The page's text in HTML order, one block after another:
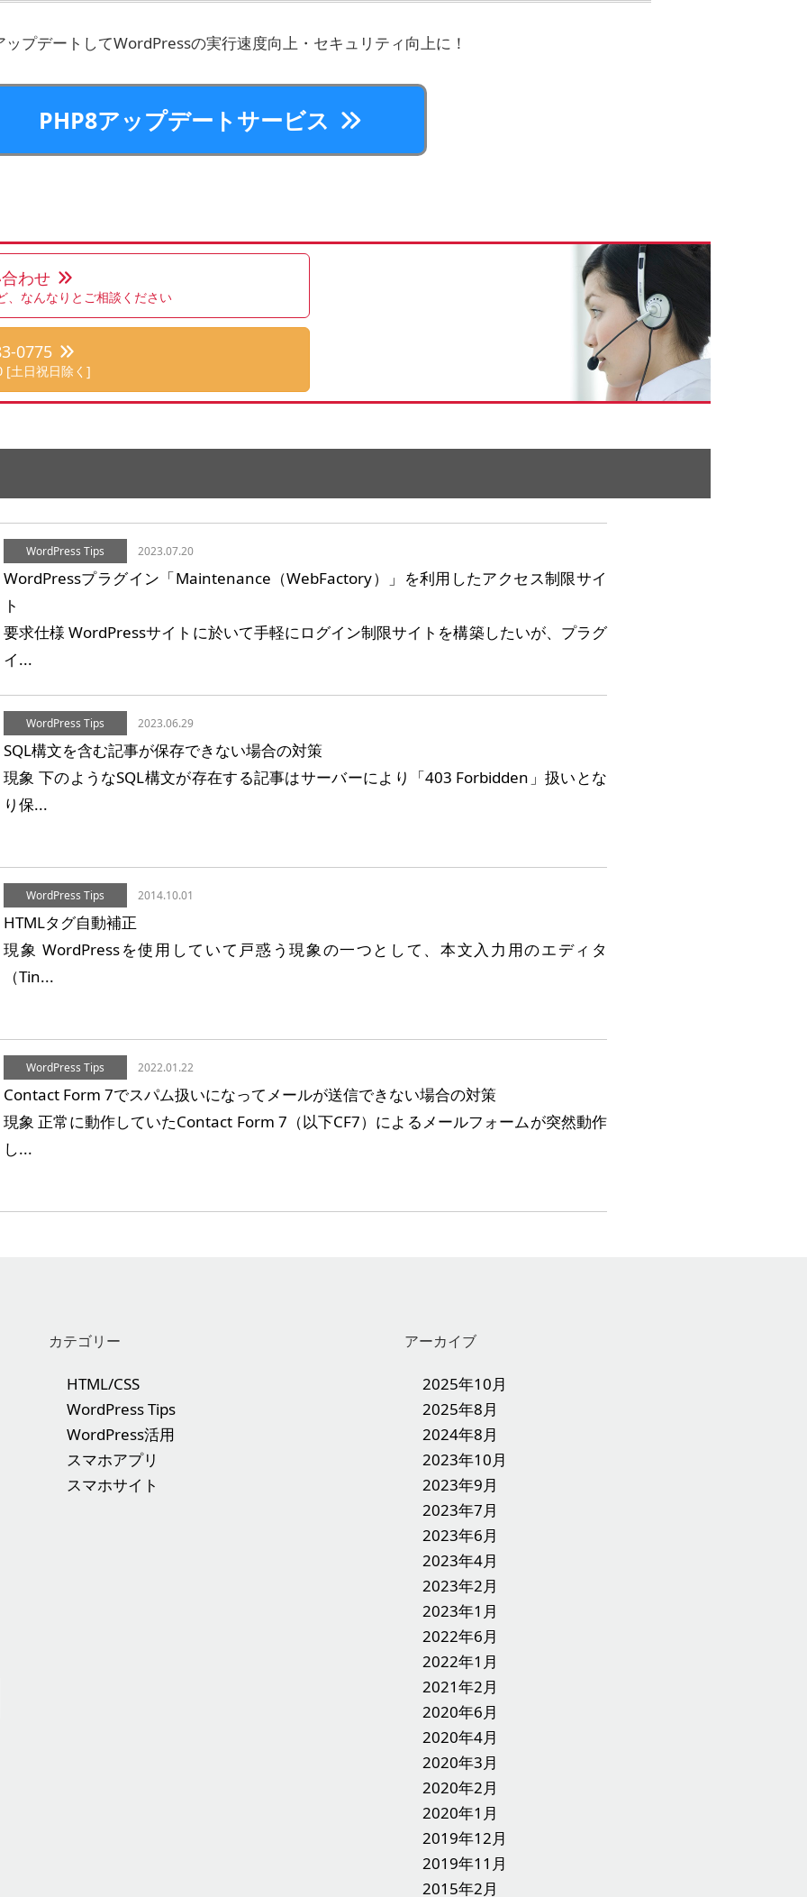
ップデートしてWordPressの実行速度向上・セキュリティ向上に！
PHP8アップデートサービス
わせ
、なんなりとご相談ください
0775
[土日祝日除く]
WordPress Tips 2023.07.20
WordPressプラグイン「Maintenance（WebFactory）」を利用したアクセス制限サイ
ト
要求仕様 WordPressサイトに於いて手軽にログイン制限サイトを構築したいが、プラグ
イ...
WordPress Tips 2023.06.29
SQL構文を含む記事が保存できない場合の対策
現象 下のようなSQL構文が存在する記事はサーバーにより「403 Forbidden」扱いとな
り保...
WordPress Tips 2014.10.01
HTMLタグ自動補正
現象 WordPressを使用していて戸惑う現象の一つとして、本文入力用のエディタ
（Tin...
WordPress Tips 2022.01.22
Contact Form 7でスパム扱いになってメールが送信できない場合の対策
現象 正常に動作していたContact Form 7（以下CF7）によるメールフォームが突然動作
し...
カテゴリー
HTML/CSS
WordPress Tips
WordPress活用
スマホアプリ
スマホサイト
アーカイブ
2025年10月
2025年8月
2024年8月
2023年10月
2023年9月
2023年7月
2023年6月
2023年4月
2023年2月
2023年1月
2022年6月
2022年1月
2021年2月
2020年6月
2020年4月
2020年3月
2020年2月
2020年1月
2019年12月
2019年11月
2015年2月